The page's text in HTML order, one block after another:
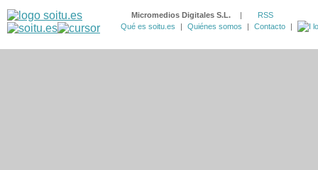
Micromedios Digitales S.L. |
RSS
Qué es soitu.es
| Quiénes somos | Contacto |